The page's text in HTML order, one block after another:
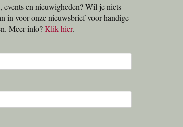
events en nieuwigheden? Wil je niets
in voor onze nieuwsbrief voor handige
Meer info?Klik hier.